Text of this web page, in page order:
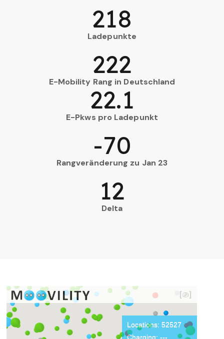
Ladepunkte
218
E-Mobility Rang in Deutschland
222
E-Pkws pro Ladepunkt
22.1
Rangveränderung zu Jan 23
-70
Delta
12